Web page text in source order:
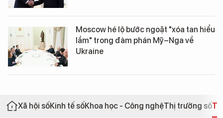
Moscow hé lộ bước ngoặt "xóa tan hiểu
lầm" trong đàm phán Mỹ–Nga về
Ukraine
Xã hội sốKinh tế sốKhoa học - Công nghệThị trường số